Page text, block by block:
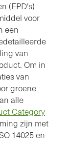
(EPD's)
voor
een
van
Om in
van
groene
alle
Category
zijn met
14025 en